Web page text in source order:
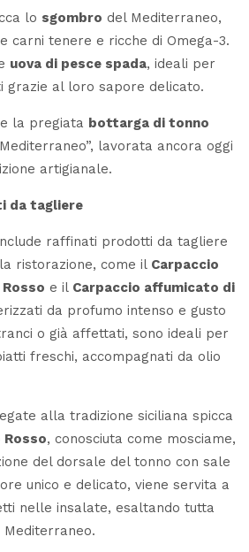
lo sgombro del Mediterraneo,
carni tenere e ricche di Omega-3.
uova di pesce spada, ideali per
grazie al loro sapore delicato.
la pregiata bottarga di tonno
lavorata ancora oggi
artigianale.
da tagliere
raffinati prodotti da tagliere
ristorazione, come il Carpaccio
e il Carpaccio affumicato di
da profumo intenso e gusto
o già affettati, sono ideali per
freschi, accompagnati da olio
alla tradizione siciliana spicca
Rosso, conosciuta come mosciame,
del dorsale del tonno con sale
unico e delicato, viene servita a
nelle insalate, esaltando tutta
Mediterraneo.